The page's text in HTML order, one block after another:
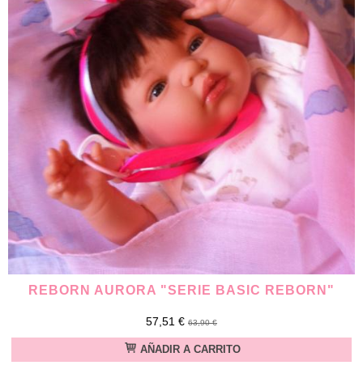
REBORN AURORA "SERIE BASIC REBORN"
57,51 € 63,90 €
AÑADIR A CARRITO